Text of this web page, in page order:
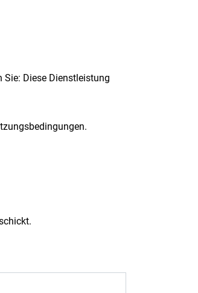
Diese Dienstleistung